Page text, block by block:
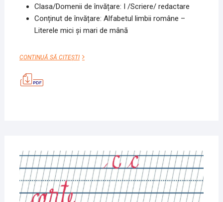
Clasa/Domenii de învățare: I /Scriere/ redactare
Conținut de învățare: Alfabetul limbii române –
Literele mici şi mari de mână
CONTINUĂ SĂ CITEȘTIA